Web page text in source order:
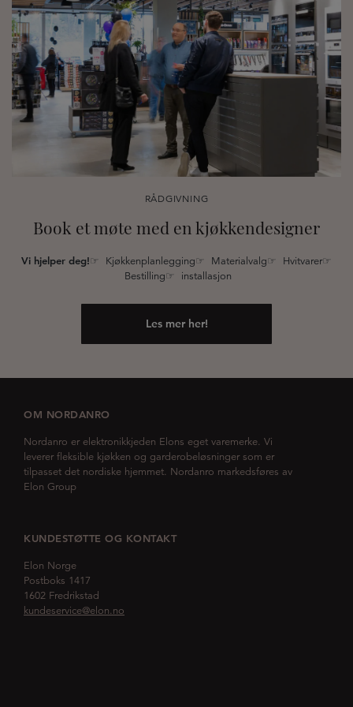
RÅDGIVNING
Book et møte med en kjøkkendesigner
Vi hjelper deg!☞ Kjøkkenplanlegging☞ Materialvalg☞ Hvitvarer☞
Bestilling☞ installasjon
Les mer her!
OM NORDANRO
Nordanro er elektronikkjeden Elons eget varemerke. Vi
leverer fleksible kjøkken og garderobeløsninger som er
tilpasset det nordiske hjemmet. Nordanro markedsføres av
Elon Group
KUNDESTØTTE OG KONTAKT
Elon Norge
Postboks 1417
1602 Fredrikstad
kundeservice@elon.no